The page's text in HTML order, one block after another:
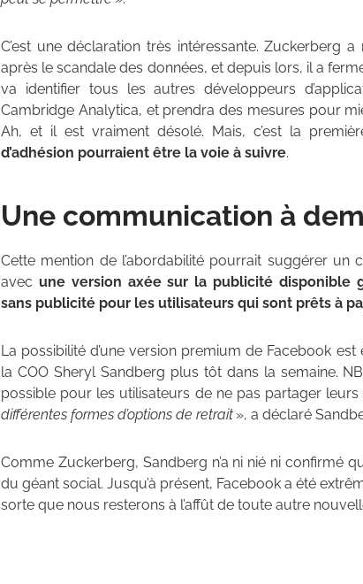
C’est une déclaration très intéressante. Zuckerberg
après le scandale des données, et depuis lors, il a
va identifier tous les autres développeurs
Cambridge Analytica, et prendra des mesures pour
Ah, et il est vraiment désolé. Mais, c’est la
d’adhésion pourraient être la voie à suivre.
Une communication à
Cette mention de l’abordabilité pourrait suggérer un
avec une version axée sur la publicité disponible
sans publicité pour les utilisateurs qui sont prêts à
La possibilité d’une version premium de Facebook
la COO Sheryl Sandberg plus tôt dans la semaine.
possible pour les utilisateurs de ne pas partager
différentes formes d’options de retrait », a déclaré
Comme Zuckerberg, Sandberg n’a ni nié ni confirmé
du géant social. Jusqu’à présent, Facebook a été
sorte que nous resterons à l’affût de toute autre